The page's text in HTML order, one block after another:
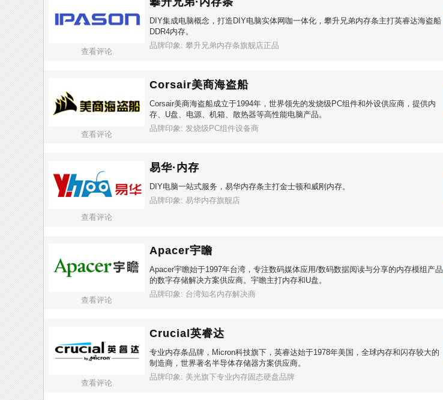
查看评论
DIY集成电脑概念，打造DIY电脑实体网咖一体化，攀升兄弟内存条主打英睿达海盗船
DDR4内存。
品牌印象: 攀升兄弟内存条旗舰店正品
查看评论
Corsair美商海盗船
Corsair美商海盗船成立于1994年，世界领先的发烧级PC组件和外设供应商，提供内
存、U盘、电源、机箱、散热器等高性能电脑产品。
品牌印象: 发烧级PC组件设备商
查看评论
易华·内存
DIY电脑一站式服务，易华内存条主打金士顿和威刚内存。
品牌印象: 易华内存旗舰店
查看评论
Apacer宇瞻
Apacer宇瞻始于1997年台湾，专注数码媒体应用/数码数据阅读与分享的内存模组产品
的数字存储解决方案供应商。宇瞻主打内存和U盘。
品牌印象: 台湾知名内存解决商
查看评论
Crucial英睿达
专业内存条品牌，Micron科技旗下，英睿达始于1978年美国，全球内存和闪存较大的
制造商，世界著名半导体存储器方案供应商。
品牌印象: 美光旗下专业内存固态硬盘品牌